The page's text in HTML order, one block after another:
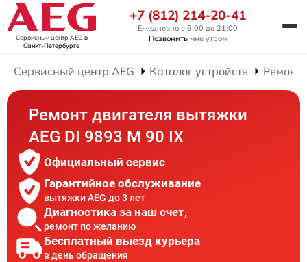
Сервисный центр AEG в
Санкт-Петербурге
+7 (812) 214-20-41
Ежедневно с 9:00 до 21:00
Позвонить мне утром
Сервисный центр AEG Каталог устройств Ремонт
Ремонт двигателя вытяжки
AEG DI 9893 M 90 IX
Официальный сервис
Гарантийное обслуживание
вытяжки AEG до 3 лет
Диагностика за наш счет,
ремонт по желанию
Бесплатный выезд курьера
в день обращения